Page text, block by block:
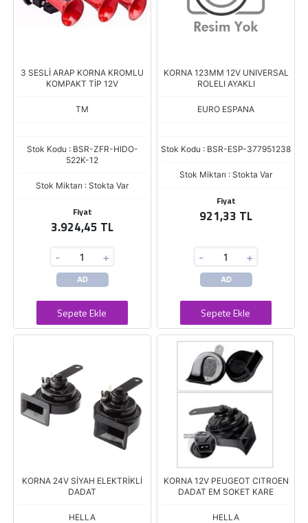
3 SESLİ ARAP KORNA KROMLU
KOMPAKT TİP 12V
TM
Stok Kodu : BSR-ZFR-HIDO-
522K-12
Stok Miktarı : Stokta Var
Fiyat
3.924,45 TL
- +
AD
Sepete Ekle
KORNA 123MM 12V UNIVERSAL
ROLELI AYAKLI
EURO ESPANA
Stok Kodu : BSR-ESP-377951238
Stok Miktarı : Stokta Var
Fiyat
921,33 TL
- +
AD
Sepete Ekle
KORNA 24V SİYAH ELEKTRİKLİ
DADAT
HELLA
KORNA 12V PEUGEOT CITROEN
DADAT EM SOKET KARE
HELLA